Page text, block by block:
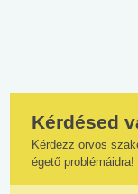
Kérdésed
Kérdezz orvos
égető problémáidra!